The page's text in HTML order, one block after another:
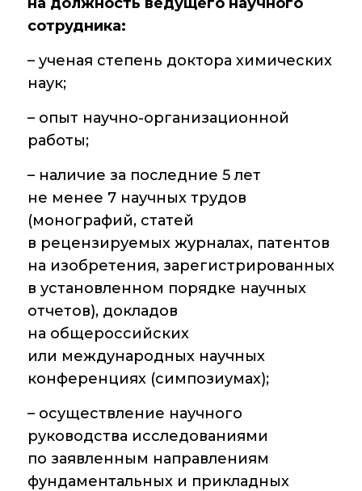
сотрудника:
– ученая степень доктора химических
наук;
– опыт научно-организационной
работы;
– наличие за последние 5 лет
не менее 7 научных трудов
(монографий, статей
в рецензируемых журналах, патентов
на изобретения, зарегистрированных
в установленном порядке научных
отчетов), докладов
на общероссийских
или международных научных
конференциях (симпозиумах);
– осуществление научного
руководства исследованиями
по заявленным направлениям
фундаментальных и прикладных